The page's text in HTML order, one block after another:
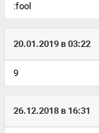
:fool
20.01.2019 в 03:22
9
26.12.2018 в 16:31